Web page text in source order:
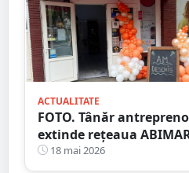
ACTUALITATE
FOTO. Tânăr
extinde rețeaua
nou magazin pe Calea
18 mai 2026